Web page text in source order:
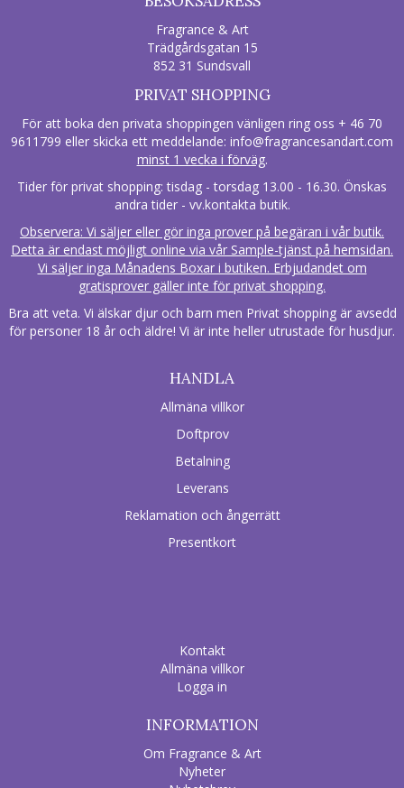
Fragrance & Art
Trädgårdsgatan 15
852 31 Sundsvall
PRIVAT SHOPPING
För att boka den privata shoppingen vänligen ring oss + 46 70
9611799 eller skicka ett meddelande: info@fragrancesandart.com
minst 1 vecka i förväg.
Tider för privat shopping: tisdag - torsdag 13.00 - 16.30. Önskas
andra tider - vv.kontakta butik.
Observera: Vi säljer eller gör inga prover på begäran i vår butik.
Detta är endast möjligt online via vår Sample-tjänst på hemsidan.
Vi säljer inga Månadens Boxar i butiken. Erbjudandet om
gratisprover gäller inte för privat shopping.
Bra att veta. Vi älskar djur och barn men Privat shopping är avsedd
för personer 18 år och äldre! Vi är inte heller utrustade för husdjur.
HANDLA
Allmäna villkor
Doftprov
Betalning
Leverans
Reklamation och ångerrätt
Presentkort
Kontakt
Allmäna villkor
Logga in
INFORMATION
Om Fragrance & Art
Nyheter